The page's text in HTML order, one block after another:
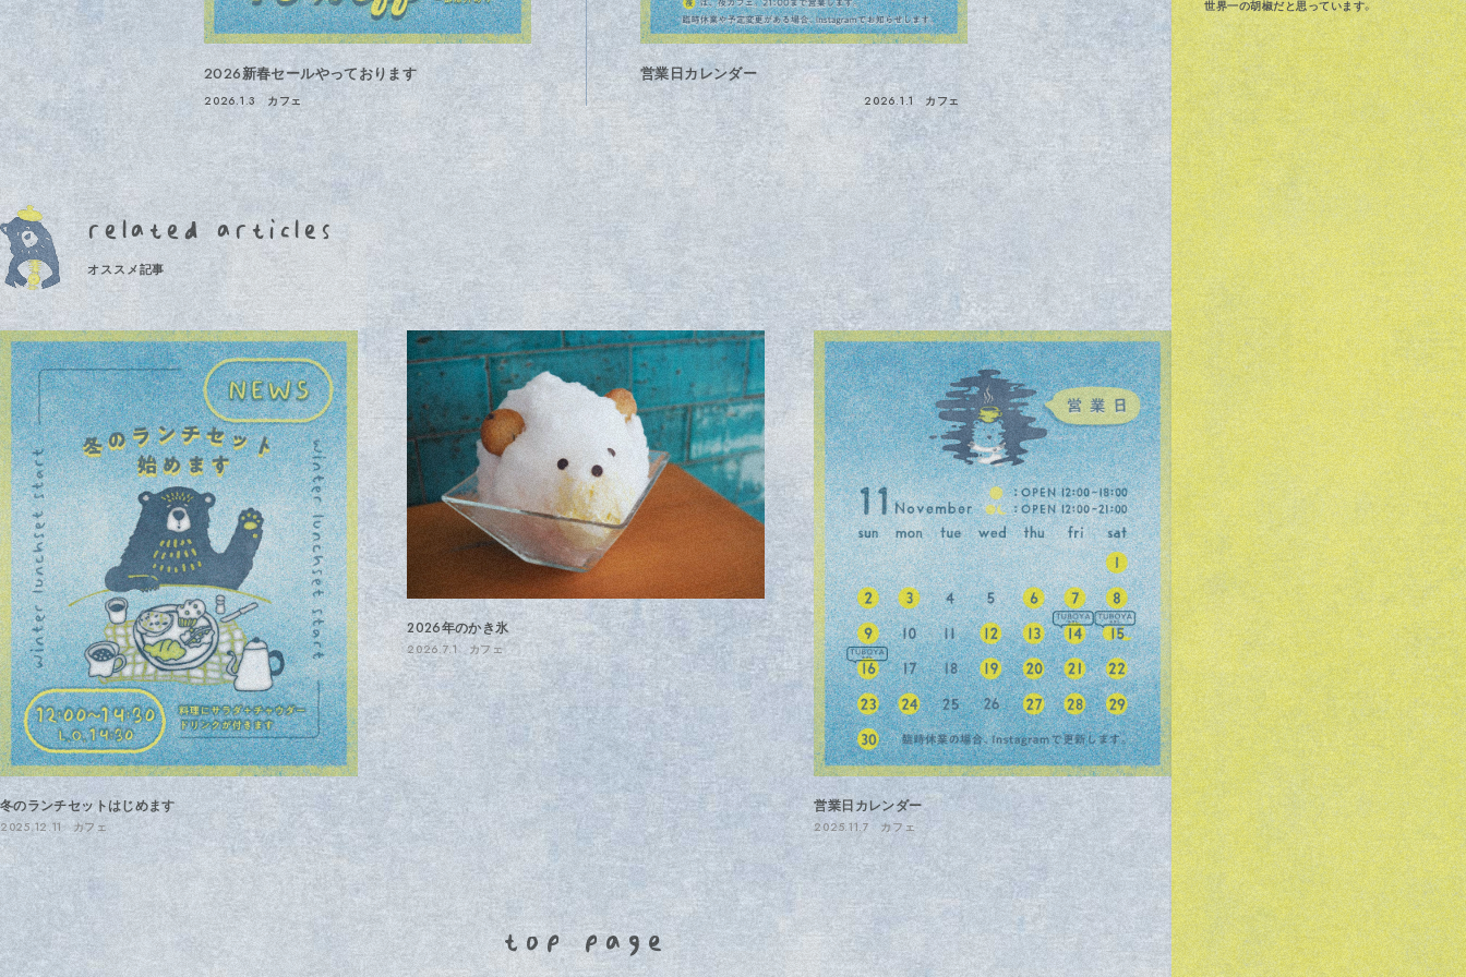
2026新春セールやっております
2026.1.3 カフェ
営業日カレンダー
2026.1.1 カフェ
related articles
オススメ記事
冬のランチセットはじめます
2025.12.11 カフェ
2026年のかき氷
2026.7.1 カフェ
営業日カレンダー
2025.11.7 カフェ
top page
世界一の胡椒だと思っています。